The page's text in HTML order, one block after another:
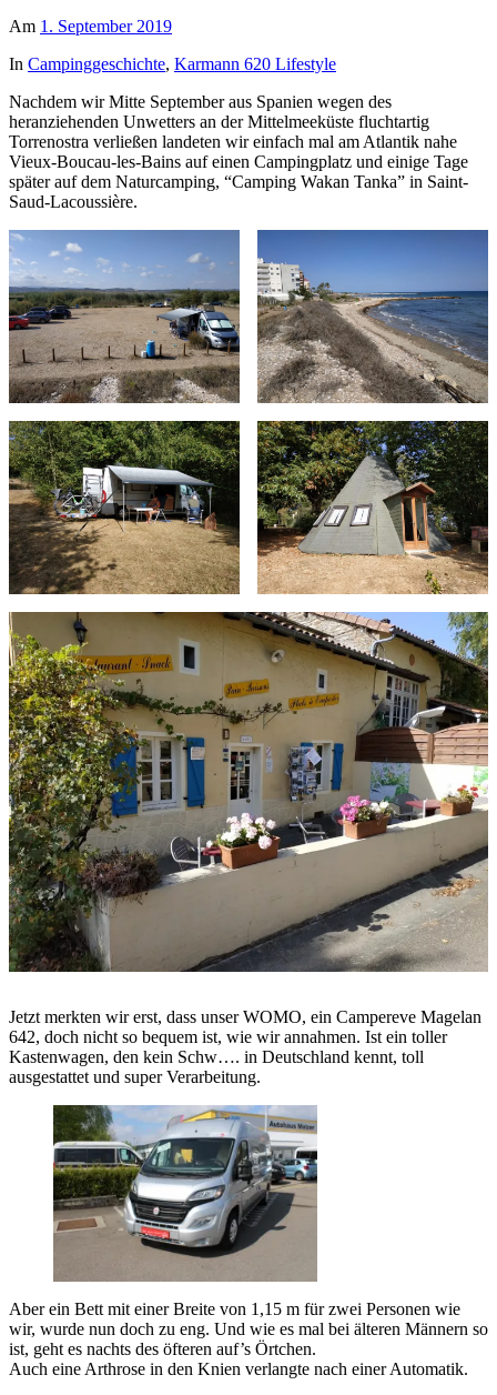
Am 1. September 2019
In Campinggeschichte, Karmann 620 Lifestyle
Nachdem wir Mitte September aus Spanien wegen des
heranziehenden Unwetters an der Mittelmeeküste fluchtartig
Torrenostra verließen landeten wir einfach mal am Atlantik nahe
Vieux-Boucau-les-Bains auf einen Campingplatz und einige Tage
später auf dem Naturcamping, “Camping Wakan Tanka” in Saint-
Saud-Lacoussière.
Jetzt merkten wir erst, dass unser WOMO, ein Campereve Magelan
642, doch nicht so bequem ist, wie wir annahmen. Ist ein toller
Kastenwagen, den kein Schw…. in Deutschland kennt, toll
ausgestattet und super Verarbeitung.
Aber ein Bett mit einer Breite von 1,15 m für zwei Personen wie
wir, wurde nun doch zu eng. Und wie es mal bei älteren Männern so
ist, geht es nachts des öfteren auf’s Örtchen.
Auch eine Arthrose in den Knien verlangte nach einer Automatik.